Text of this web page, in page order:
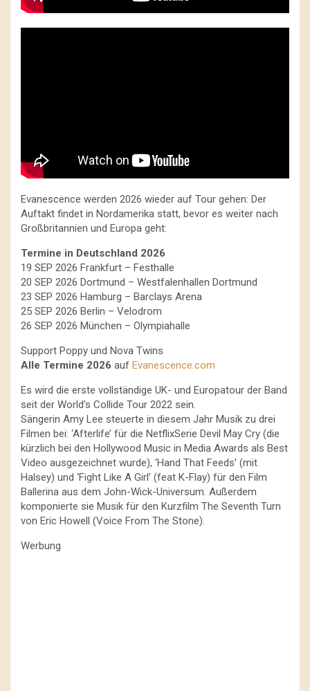
Evanescence werden 2026 wieder auf Tour gehen: Der
Auftakt findet in Nordamerika statt, bevor es weiter nach
Großbritannien und Europa geht:
Termine in Deutschland 2026
19 SEP 2026 Frankfurt – Festhalle
20 SEP 2026 Dortmund – Westfalenhallen Dortmund
23 SEP 2026 Hamburg – Barclays Arena
25 SEP 2026 Berlin – Velodrom
26 SEP 2026 München – Olympiahalle
Support Poppy und Nova Twins
Alle Termine 2026 auf Evanescence.com
Es wird die erste vollständige UK- und Europatour der Band
seit der World’s Collide Tour 2022 sein.
Sängerin Amy Lee steuerte in diesem Jahr Musik zu drei
Filmen bei: ‘Afterlife’ für die NetflixSerie Devil May Cry (die
kürzlich bei den Hollywood Music in Media Awards als Best
Video ausgezeichnet wurde), ‘Hand That Feeds’ (mit
Halsey) und ‘Fight Like A Girl’ (feat K-Flay) für den Film
Ballerina aus dem John-Wick-Universum. Außerdem
komponierte sie Musik für den Kurzfilm The Seventh Turn
von Eric Howell (Voice From The Stone).
Werbung